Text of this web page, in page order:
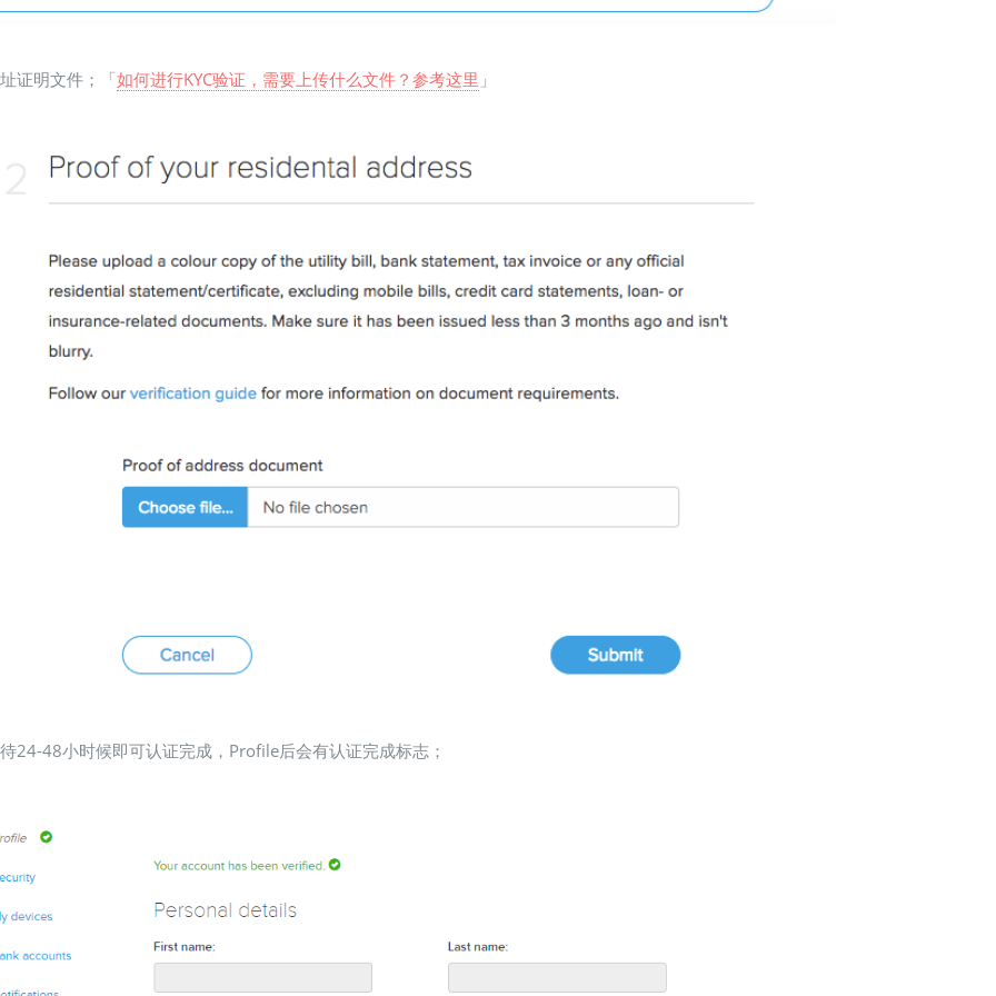
证明文件；「如何进行KYC验证，需要上传什么文件？参考这里 」
24-48小时候即可认证完成，Profile后会有认证完成标志；